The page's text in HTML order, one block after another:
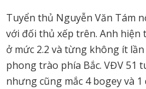
Tuyển thủ Nguyễn Văn Tám
với đối thủ xếp trên. Anh hiện
ở mức 2.2 và từng không ít
phong trào phía Bắc. VĐV 51
nhưng cũng mắc 4 bogey và